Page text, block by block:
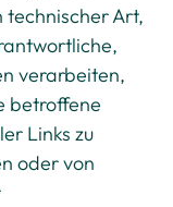
technischer Art,
verarbeiten,
betroffene
Links zu
oder von